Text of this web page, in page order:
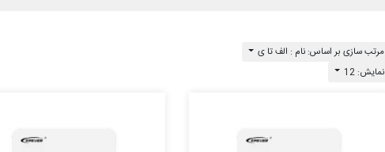
مرتب سازی بر اساس: نام : الف تا ی
نمایش: 12